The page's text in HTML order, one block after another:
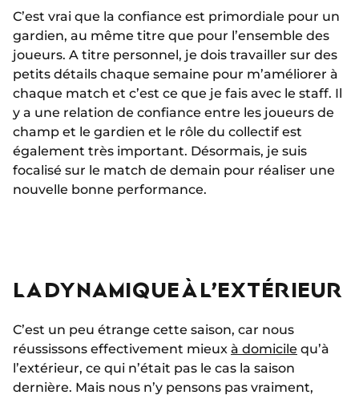
C’est vrai que la confiance est primordiale pour un
gardien, au même titre que pour l’ensemble des
joueurs. A titre personnel, je dois travailler sur des
petits détails chaque semaine pour m’améliorer à
chaque match et c’est ce que je fais avec le staff. Il
y a une relation de confiance entre les joueurs de
champ et le gardien et le rôle du collectif est
également très important. Désormais, je suis
focalisé sur le match de demain pour réaliser une
nouvelle bonne performance.
LA DYNAMIQUE À L’EXTÉRIEUR
C’est un peu étrange cette saison, car nous
réussissons effectivement mieux à domicile qu’à
l’extérieur, ce qui n’était pas le cas la saison
dernière. Mais nous n’y pensons pas vraiment,